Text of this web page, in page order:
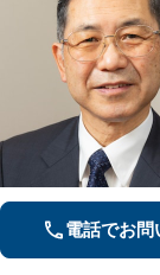
電話でお問